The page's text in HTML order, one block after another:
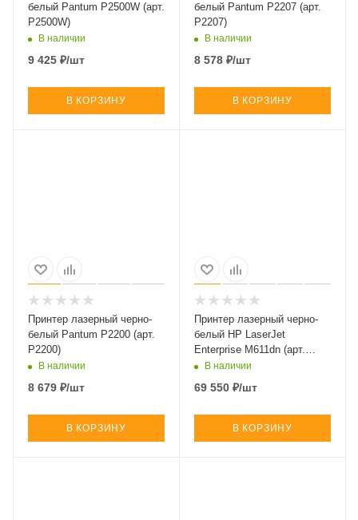
белый Pantum P2500W (арт.
P2500W)
В наличии
9 425 ₽/шт
В КОРЗИНУ
белый Pantum P2207 (арт.
P2207)
В наличии
8 578 ₽/шт
В КОРЗИНУ
Принтер лазерный черно-
белый Pantum P2200 (арт.
P2200)
В наличии
8 679 ₽/шт
В КОРЗИНУ
Принтер лазерный черно-
белый HP LaserJet
Enterprise M611dn (арт.
7PS84A)
В наличии
69 550 ₽/шт
В КОРЗИНУ